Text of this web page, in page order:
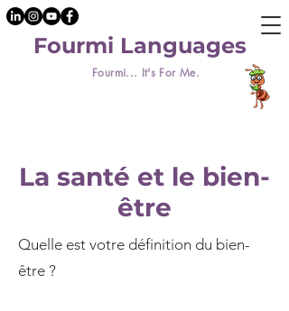
Fourmi... It's For Me.
Fourmi Languages
La santé et le bien-
être
Quelle est votre définition du bien-
être ?